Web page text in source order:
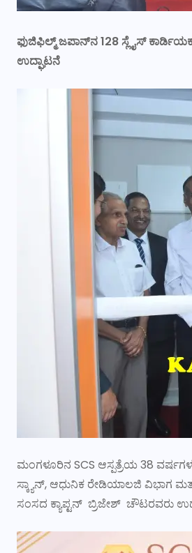
ಫುಜಿಫಿಲ್ಮ್ ಜಪಾನ್‍ನ 128 ಸ್ಲೈಸ್
ಉದ್ಘಾಟನೆ
ಮಂಗಳೂರಿನ SCS ಆಸ್ಪತ್ರೆಯ 38
ಸ್ಕ್ಯಾನ್‍, ಆಧುನಿಕ ರೇಡಿಯಾಲಜಿ ವಿಭಾಗ
ಸಂಸದ ಕ್ಯಾಪ್ಟನ್ ಬ್ರಿಜೇಶ್ ಚೌಟರವರು